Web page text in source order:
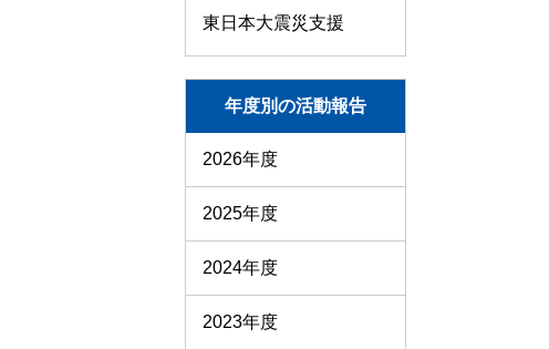
東日本大震災支援
年度別の活動報告
2026年度
2025年度
2024年度
2023年度